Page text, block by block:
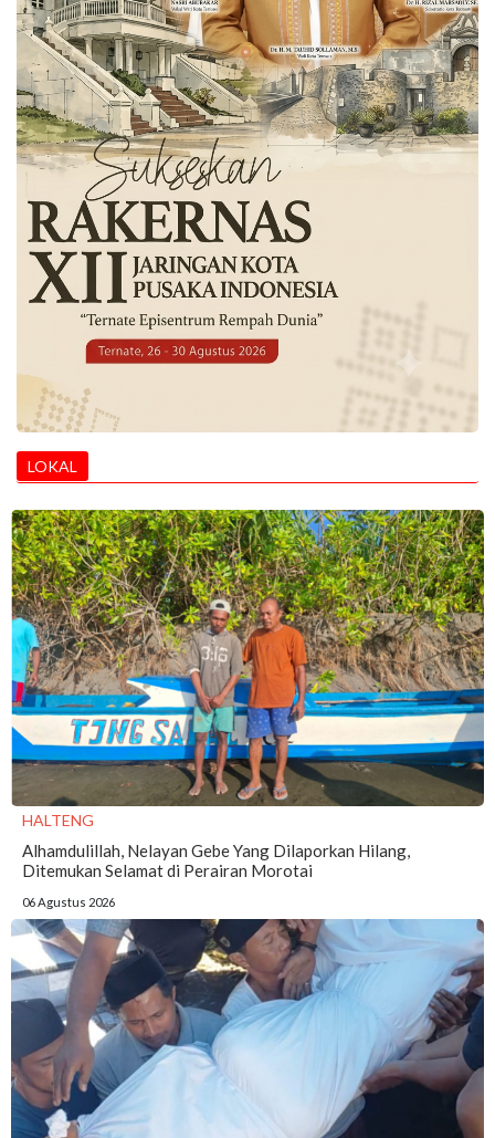
LOKAL
HALTENG
Alhamdulillah, Nelayan Gebe Yang Dilaporkan Hilang,
Ditemukan Selamat di Perairan Morotai
06 Agustus 2026